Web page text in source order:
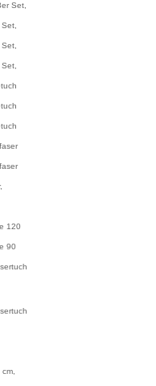
Set,
Set,
Set,
Set,
120
90